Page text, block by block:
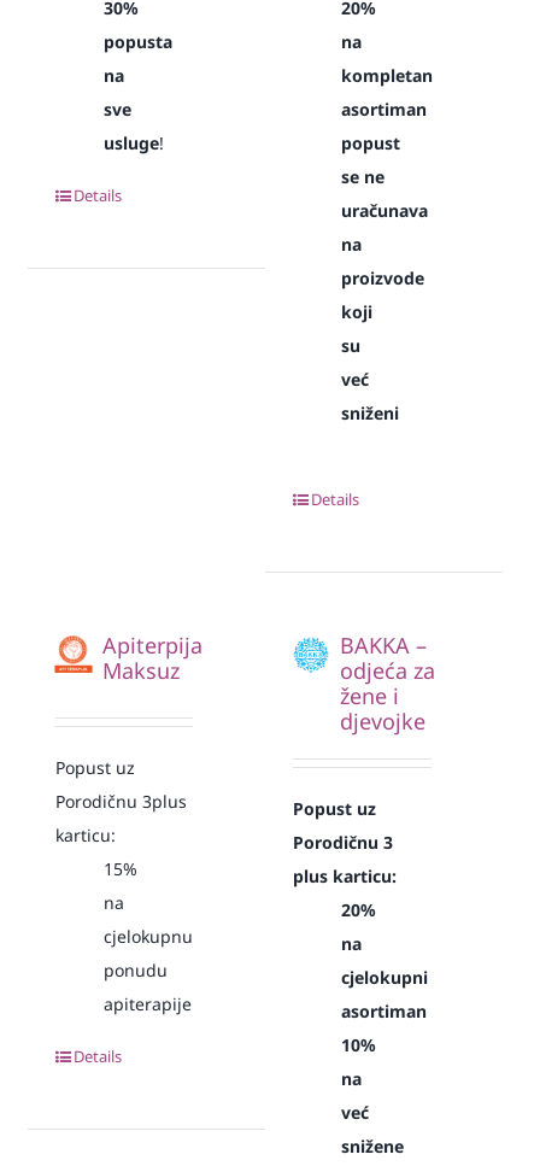
30%
popusta
na
sve
usluge!
Details
20%
na
kompletan
asortiman
popust
se ne
uračunava
na
proizvode
koji
su
već
sniženi
Details
Apiterpija
Maksuz
Popust uz
Porodičnu 3plus
karticu:
15%
na
cjelokupnu
ponudu
apiterapije
Details
BAKKA –
odjeća za
žene i
djevojke
Popust uz
Porodičnu 3
plus karticu:
20%
na
cjelokupni
asortiman
10%
na
već
snižene